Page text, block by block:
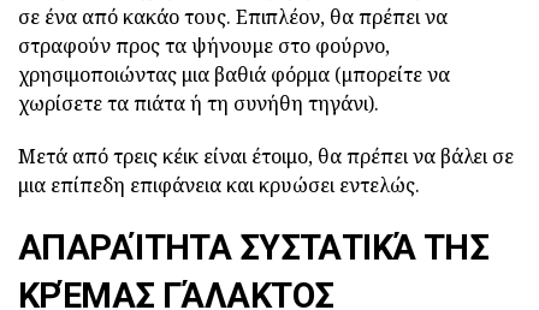
σε ένα από κακάο τους. Επιπλέον, θα πρέπει να
στραφούν προς τα ψήνουμε στο φούρνο,
χρησιμοποιώντας μια βαθιά φόρμα (μπορείτε να
χωρίσετε τα πιάτα ή τη συνήθη τηγάνι).
Μετά από τρεις κέικ είναι έτοιμο, θα πρέπει να βάλει σε
μια επίπεδη επιφάνεια και κρυώσει εντελώς.
ΑΠΑΡΑΊΤΗΤΑ ΣΥΣΤΑΤΙΚΆ ΤΗΣ
ΚΡΈΜΑΣ ΓΆΛΑΚΤΟΣ